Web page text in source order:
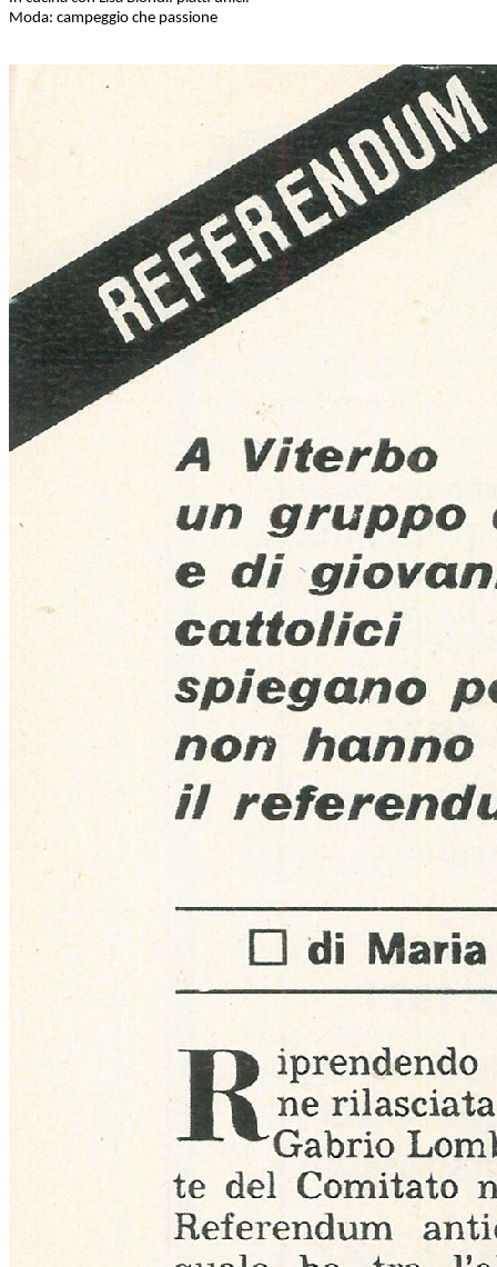
Moda: campeggio che passione